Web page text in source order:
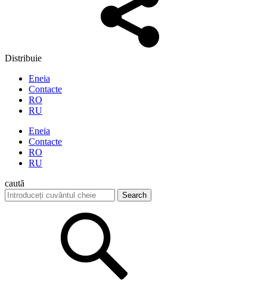
Distribuie
Eneia
Contacte
RO
RU
Eneia
Contacte
RO
RU
caută